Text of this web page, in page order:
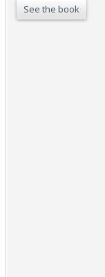
See the book